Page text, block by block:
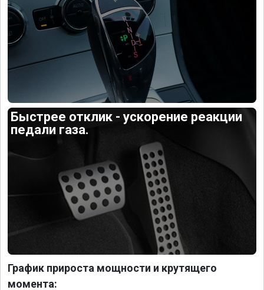
Быстрее отклик - ускорение реакции
педали газа.
График прироста мощности и крутящего
момента: